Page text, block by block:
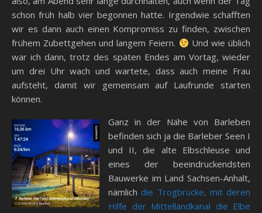
schon früh halb vier begonnen hatte. Irgendwie schafften
wir es dann auch einen Kompromiss zu finden, zwischen
frühem Zubettgehen und langem Feiern.
Und wie üblich
war ich dann, trotz des späten Endes am Vortag, wieder
um drei Uhr wach und wartete, dass auch meine Frau
aufsteht, damit wir gemeinsam auf Laufrunde starten
können.
Ganz in der Nähe von Barleben
befinden sich ja die Barleber Seen I
und II, die alte Elbschleuse und
eines der beeindruckendsten
Bauwerke im Land Sachsen-Anhalt,
nämlichdie Trogbrücke, mit deren
Hilfe der Mittellandkanal die Elbe